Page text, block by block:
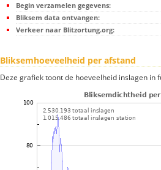
Begin verzamelen gegevens:
Bliksem data ontvangen:
Verkeer naar Blitzortung.org:
Bliksemhoeveelheid per afstand
Deze grafiek toont de hoeveelheid inslagen in